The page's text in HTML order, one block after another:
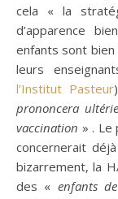
cela « la
d’apparence
enfants sont
leurs
l’Institut Pasteur
prononcera
vaccination » . Le
concernerait
bizarrement, la
des « enfants